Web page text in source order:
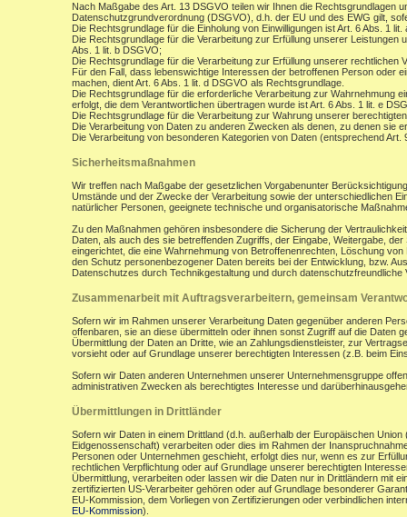
Nach Maßgabe des Art. 13 DSGVO teilen wir Ihnen die
Datenschutzgrundverordnung (DSGVO), d.h. der EU und des EWG gilt,
Die Rechtsgrundlage für die Einholung von Einwilligungen ist Art. 6 Abs. 1
Die Rechtsgrundlage für die Verarbeitung zur Erfüllung unserer
Abs. 1 lit. b DSGVO;
Die Rechtsgrundlage für die Verarbeitung zur Erfüllung unserer rechtlichen
Für den Fall, dass lebenswichtige Interessen der betroffenen Person oder
machen, dient Art. 6 Abs. 1 lit. d DSGVO als Rechtsgrundlage.
Die Rechtsgrundlage für die erforderliche Verarbeitung zur Wahrnehmung
erfolgt, die dem Verantwortlichen übertragen wurde ist Art. 6 Abs. 1 lit. e
Die Rechtsgrundlage für die Verarbeitung zur Wahrung unserer
Die Verarbeitung von Daten zu anderen Zwecken als denen, zu denen sie
Die Verarbeitung von besonderen Kategorien von Daten (entsprechend
Sicherheitsmaßnahmen
Wir treffen nach Maßgabe der gesetzlichen Vorgabenunter
Umstände und der Zwecke der Verarbeitung sowie der unterschiedlichen
natürlicher Personen, geeignete technische und organisatorische
Zu den Maßnahmen gehören insbesondere die Sicherung der
Daten, als auch des sie betreffenden Zugriffs, der Eingabe, Weitergabe,
eingerichtet, die eine Wahrnehmung von Betroffenenrechten, Löschung
den Schutz personenbezogener Daten bereits bei der Entwicklung, bzw.
Datenschutzes durch Technikgestaltung und durch datenschutzfreundliche
Zusammenarbeit mit Auftragsverarbeitern, gemeinsam
Sofern wir im Rahmen unserer Verarbeitung Daten gegenüber anderen
offenbaren, sie an diese übermitteln oder ihnen sonst Zugriff auf die Daten
Übermittlung der Daten an Dritte, wie an Zahlungsdienstleister, zur
vorsieht oder auf Grundlage unserer berechtigten Interessen (z.B. beim
Sofern wir Daten anderen Unternehmen unserer Unternehmensgruppe
administrativen Zwecken als berechtigtes Interesse und
Übermittlungen in Drittländer
Sofern wir Daten in einem Drittland (d.h. außerhalb der Europäischen
Eidgenossenschaft) verarbeiten oder dies im Rahmen der
Personen oder Unternehmen geschieht, erfolgt dies nur, wenn es zur
rechtlichen Verpflichtung oder auf Grundlage unserer berechtigten
Übermittlung, verarbeiten oder lassen wir die Daten nur in Drittländern mit
zertifizierten US-Verarbeiter gehören oder auf Grundlage besonderer
EU-Kommission, dem Vorliegen von Zertifizierungen oder verbindlichen
EU-Kommission).